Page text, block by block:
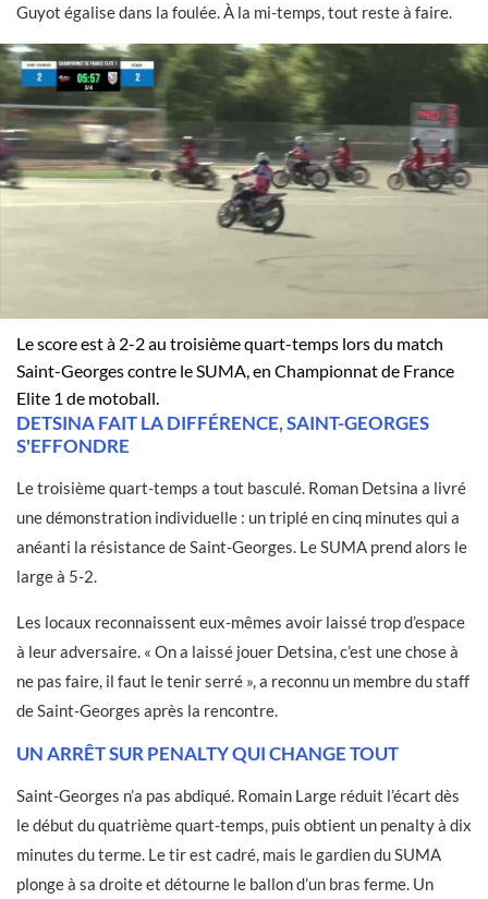
Guyot égalise dans la foulée. À la mi-temps, tout reste à faire.
Le score est à 2-2 au troisième quart-temps lors du match
Saint-Georges contre le SUMA, en Championnat de France
Elite 1 de motoball.
DETSINA FAIT LA DIFFÉRENCE, SAINT-GEORGES
S'EFFONDRE
Le troisième quart-temps a tout basculé. Roman Detsina a livré
une démonstration individuelle : un triplé en cinq minutes qui a
anéanti la résistance de Saint-Georges. Le SUMA prend alors le
large à 5-2.
Les locaux reconnaissent eux-mêmes avoir laissé trop d’espace
à leur adversaire. « On a laissé jouer Detsina, c’est une chose à
ne pas faire, il faut le tenir serré », a reconnu un membre du staff
de Saint-Georges après la rencontre.
UN ARRÊT SUR PENALTY QUI CHANGE TOUT
Saint-Georges n’a pas abdiqué. Romain Large réduit l’écart dès
le début du quatrième quart-temps, puis obtient un penalty à dix
minutes du terme. Le tir est cadré, mais le gardien du SUMA
plonge à sa droite et détourne le ballon d’un bras ferme. Un